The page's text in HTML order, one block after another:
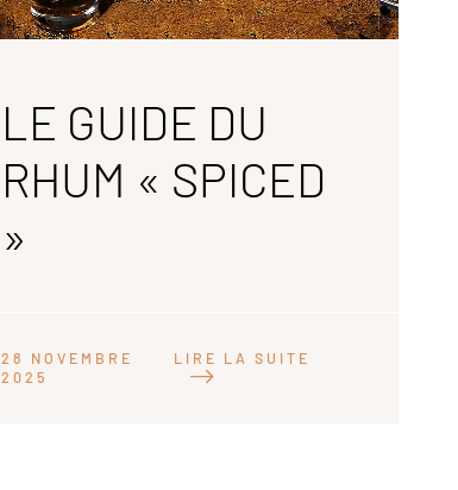
LE GUIDE DU
RHUM « SPICED
»
28 NOVEMBRE
2025
LIRE LA SUITE